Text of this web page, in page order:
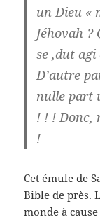
un Dieu «
Jéhovah ?
se ,dut agi
D’autre
nulle part
! ! ! Donc,
!
Cet émule de
Bible de près.
monde à